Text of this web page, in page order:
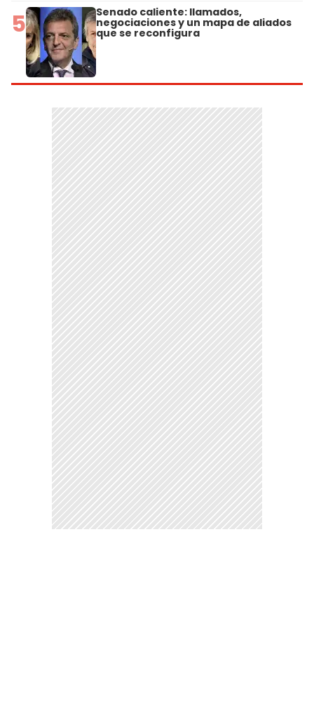
5 Senado caliente: llamados,
negociaciones y un mapa de aliados
que se reconfigura